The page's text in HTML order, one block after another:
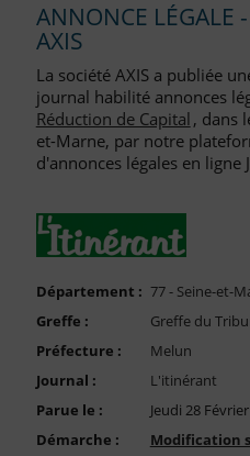
Journaux Habilités (JAL)
Départements pour la
Liste des Greffes
Liste des CCI
Nous Contacter
Compte PRO
ANNONCE LÉGALE
AXIS
La société AXIS a publiée
journal habilité annonces
Réduction de Capital, dans
et-Marne, par notre
d'annonces légales en ligne
Département : 77 - Seine-et-
Greffe :
Greffe du
Préfecture :
Melun
Journal :
L'itinérant
Parue le :
Jeudi 28
Démarche :
Modification